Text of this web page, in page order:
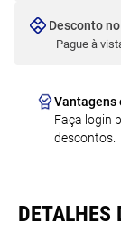
Desconto
Pague à
Vantagens
Faça login
descontos.